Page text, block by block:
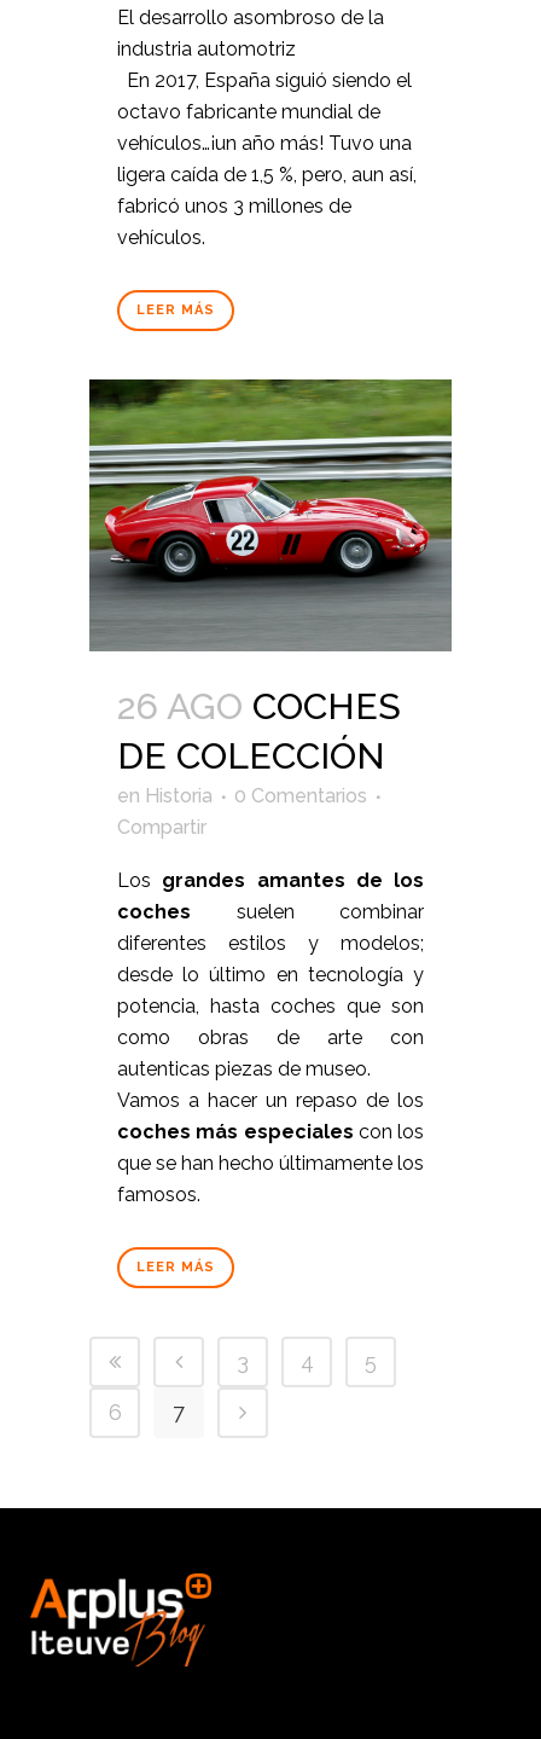
El desarrollo asombroso de la
industria automotriz
En 2017, España siguió siendo el
octavo fabricante mundial de
vehículos…¡un año más! Tuvo una
ligera caída de 1,5 %, pero, aun así,
fabricó unos 3 millones de
vehículos.
LEER MÁS
26 AGO COCHES
DE COLECCIÓN
en Historia
0 Comentarios
Compartir
Los grandes amantes de los
coches suelen combinar
diferentes estilos y modelos;
desde lo último en tecnología y
potencia, hasta coches que son
como obras de arte con
autenticas piezas de museo.
Vamos a hacer un repaso de los
coches más especiales con los
que se han hecho últimamente los
famosos.
LEER MÁS
3 4
5
6
7